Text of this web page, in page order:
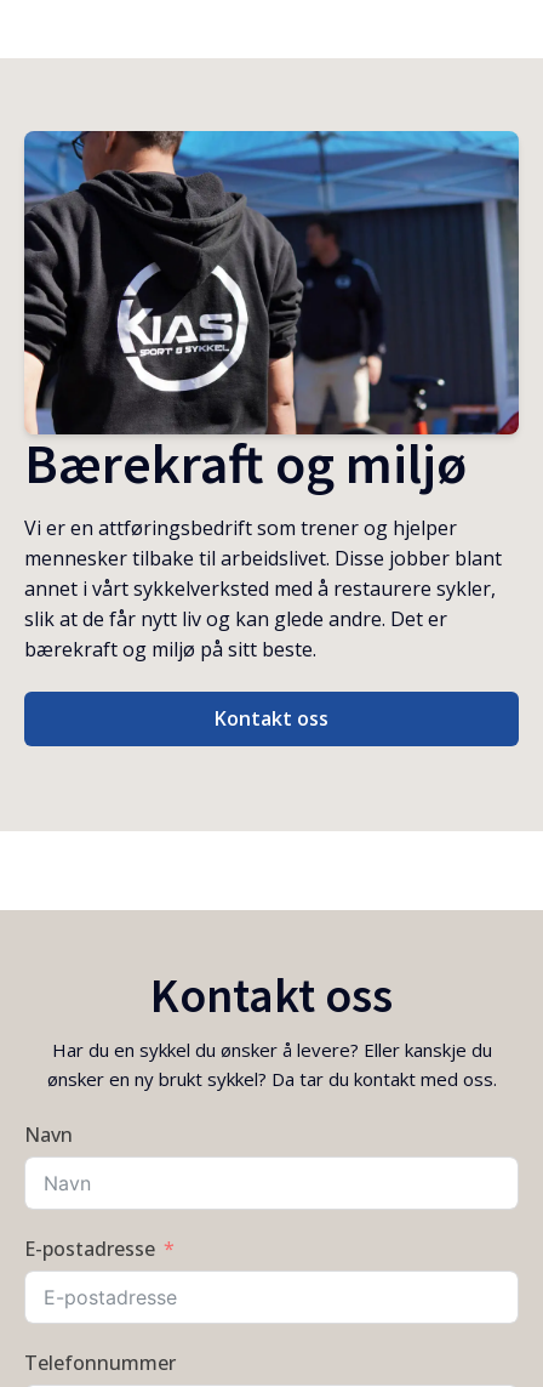
Bærekraft og miljø
Vi er en attføringsbedrift som trener og hjelper
mennesker tilbake til arbeidslivet. Disse jobber blant
annet i vårt sykkelverksted med å restaurere sykler,
slik at de får nytt liv og kan glede andre. Det er
bærekraft og miljø på sitt beste.
Kontakt oss
Kontakt oss
Har du en sykkel du ønsker å levere? Eller kanskje du
ønsker en ny brukt sykkel? Da tar du kontakt med oss.
Navn
E-postadresse
Telefonnummer